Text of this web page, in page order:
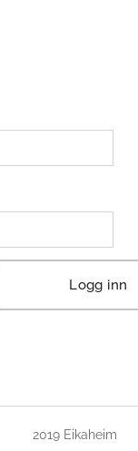
Logg inn
2019 Eikaheim